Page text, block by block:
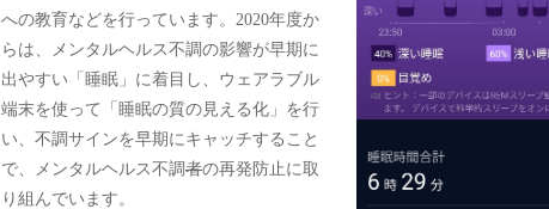
への教育などを行っています。2020年度か
らは、メンタルヘルス不調の影響が早期に
出やすい「睡眠」に着目し、ウェアラブル
端末を使って「睡眠の質の見える化」を行
い、不調サインを早期にキャッチすること
で、メンタルヘルス不調者の再発防止に取
り組んでいます。